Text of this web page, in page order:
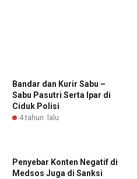
Bandar dan Kurir Sabu –
Sabu Pasutri Serta Ipar di
Ciduk Polisi
4 tahun lalu
Penyebar Konten Negatif di
Medsos Juga di Sanksi